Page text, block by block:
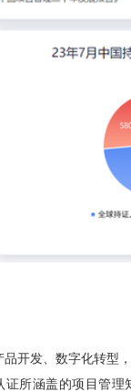
开发、数字化转型
所涵盖的项目管